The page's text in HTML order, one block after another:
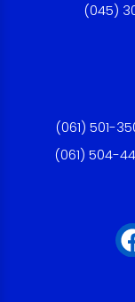
(045)
(061) 501-
(061) 504-